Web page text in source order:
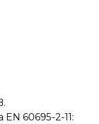
60695-2-11: